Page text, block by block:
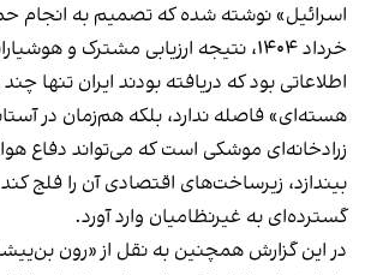
اسرائیل» نوشته شده که تصمیم به انجام
خرداد ۱۴۰۴، نتیجه ارزیابی مشترک و
اطلاعاتی بود که دریافته بودند ایران تنها
هسته‌ای» فاصله ندارد، بلکه هم‌زمان در
زرادخانه‌ای موشکی است که می‌تواند دفاع
بیندازد، زیرساخت‌های اقتصادی آن را فلج
گسترده‌ای به غیرنظامیان وارد آورد.
در این گزارش همچنین به نقل از «رون